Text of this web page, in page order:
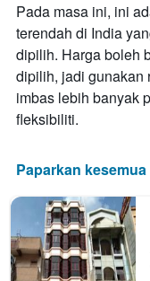
Pada masa ini, ini
terendah di India
dipilih. Harga boleh
dipilih, jadi gunakan
imbas lebih banyak
fleksibiliti.
Paparkan